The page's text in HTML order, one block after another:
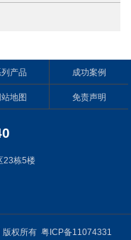
列产品 成功案例
站地图 免责声明
23栋5楼
版权所有 粤ICP备11074331